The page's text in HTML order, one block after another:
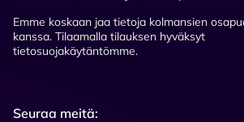
Emme koskaan jaa tietoja kolmansien
kanssa. Tilaamalla tilauksen hyväksyt
tietosuojakäytäntömme.
Seuraa meitä: